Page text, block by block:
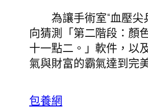
為讓手術室“血壓
向猜測「第二階段：顏
十一點二。」軟件，以
氣與財富的霸氣達到完
包養網